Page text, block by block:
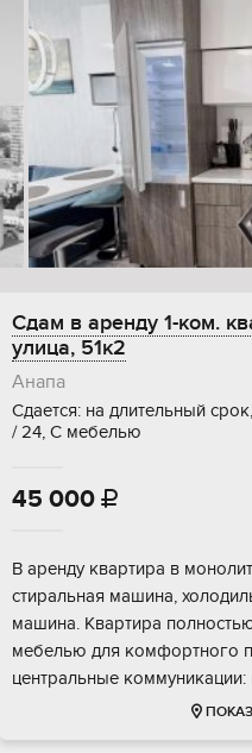
Сдам в аренду 1-ком.
улица, 51к2
Анапа
Сдается: на длительный
/ 24, С мебелью
45 000 
В аренду квартира в
стиральная машина,
машина. Квартира
мебелью для комфортного
центральные коммуникации: